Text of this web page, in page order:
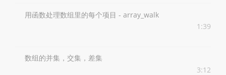
用函数处理数组里的每个项目 - array_walk
1:39
数组的并集，交集，差集
3:12